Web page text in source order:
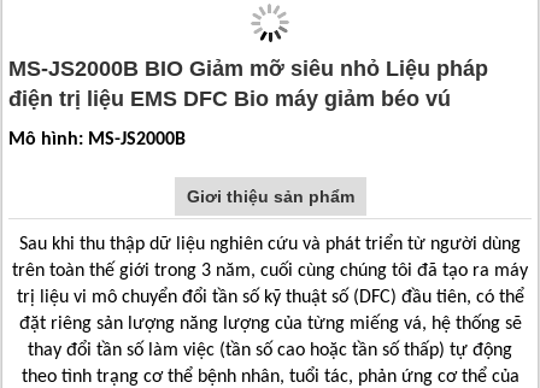
MS-JS2000B BIO Giảm mỡ siêu nhỏ Liệu pháp
điện trị liệu EMS DFC Bio máy giảm béo vú
Mô hình: MS-JS2000B
Giơi thiệu sản phẩm
Sau khi thu thập dữ liệu nghiên cứu và phát triển từ người dùng
trên toàn thế giới trong 3 năm, cuối cùng chúng tôi đã tạo ra máy
trị liệu vi mô chuyển đổi tần số kỹ thuật số (DFC) đầu tiên, có thể
đặt riêng sản lượng năng lượng của từng miếng vá, hệ thống sẽ
thay đổi tần số làm việc (tần số cao hoặc tần số thấp) tự động
theo tình trạng cơ thể bệnh nhân, tuổi tác, phản ứng cơ thể của